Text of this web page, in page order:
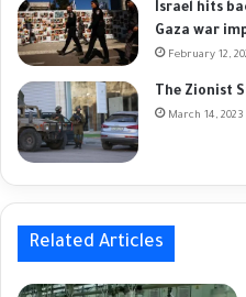
Israel hits
Gaza war
February 12,
The Zionist
March 14, 2023
Related Articles